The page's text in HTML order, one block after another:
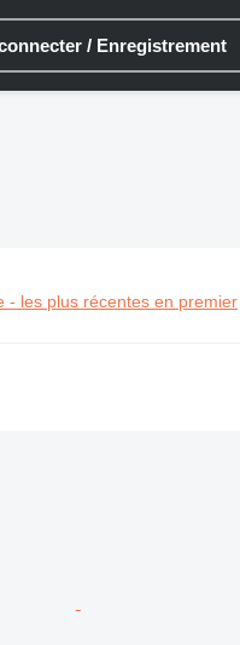
/ Enregistrement
- les plus récentes en premier